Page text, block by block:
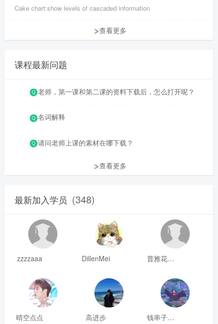
Cake chart:show levels of cascaded information
查看更多
课程最新问题
老师，第一课和第二课的资料下载后，怎么打开呢？
名词解释
请问老师上课的素材在哪下载？
查看更多
最新加入学员 (348)
zzzzaaa DillenMei 普雅花qya
晴空点点 高进步 钱串子123